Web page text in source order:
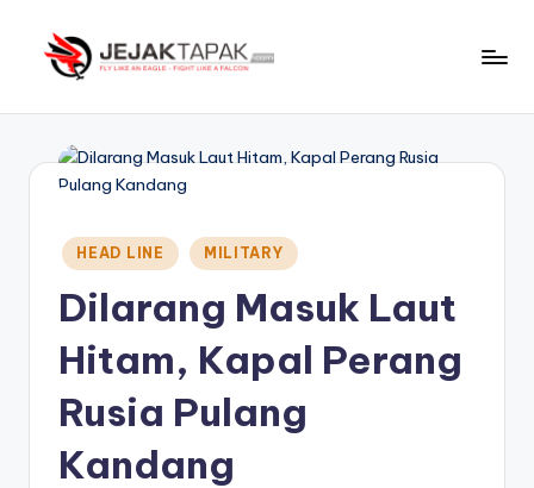
An
Eagle
Fight
Like
Falcon
Posted
in
HEAD LINE MILITARY
Dilarang Masuk Laut
Hitam, Kapal Perang
Rusia Pulang
Kandang